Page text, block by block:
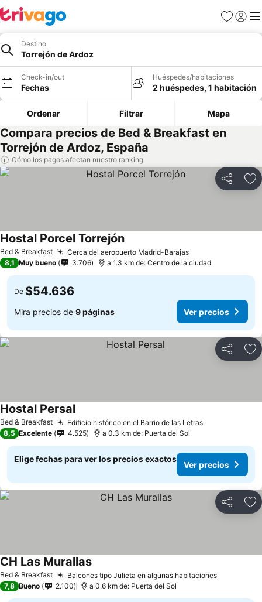
Favoritos
Iniciar
Destino
Torrejón de Ardoz
Check-in/out
Fechas
Huéspedes/habitaciones
2 huéspedes, 1 habitación
Ordenar Filtrar Mapa
Compara precios de Bed & Breakfast en
Torrejón de Ardoz, España
Cómo los pagos afectan nuestro ranking
Compartir
Bed & Breakfast Cerca del aeropuerto Madrid-BarajasVer precios
Hostal Porcel TorrejónVer precios
8,1 Muy bueno 3.706 a 1.3 km de: Centro de la ciudad
De $54.636
Mira precios de 9 páginas Ver precios
Compartir
Bed & Breakfast Edificio histórico en el Barrio de las LetrasVer precios
Hostal PersalVer precios
8,5 Excelente 4.525 a 0.3 km de: Puerta del Sol
Elige fechas para ver los precios exactos
Ver precios
Compartir
Bed & Breakfast Balcones tipo Julieta en algunas habitacionesVer
CH Las MurallasVer precios
7,8 Bueno 2.100 a 0.6 km de: Puerta del Sol